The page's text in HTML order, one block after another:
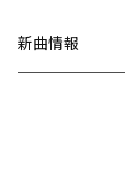
新曲情報